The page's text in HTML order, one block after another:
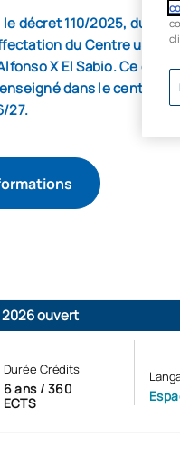
décret 110/2025, du 14
du Centre
X El Sabio. Ce
dans le centre
27.
ouvert
Durée Crédits
6 ans / 360
ECTS